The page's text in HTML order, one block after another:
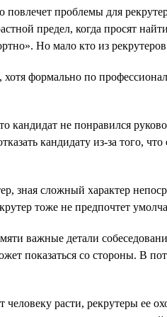
проблемы для
предел, когда просят
Но мало кто из рекрутеров
формально по
кандидат не понравился
кандидату из-за того,
зная сложный характер
тоже не предпочтет
важные детали
показаться со стороны. В
человеку расти, рекрутеры ее